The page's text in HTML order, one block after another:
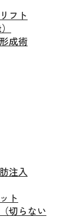
フト
成術
注入
ト
切らない